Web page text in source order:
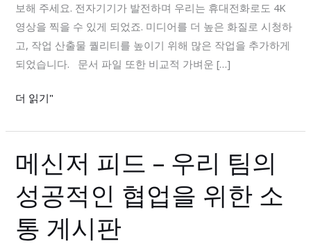
보해 주세요. 전자기기가 발전하며 우리는 휴대전화로도 4K
영상을 찍을 수 있게 되었죠. 미디어를 더 높은 화질로 시청하
고, 작업 산출물 퀄리티를 높이기 위해 많은 작업을 추가하게
되었습니다. 문서 파일 또한 비교적 가벼운 […]
드
서
비
스?
일
이
게
만
하
더 읽기"
메신저 피드 – 우리 팀의
성공적인 협업을 위한 소
통 게시판
메
신
저
피
드